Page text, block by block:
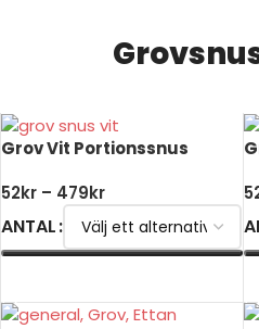
Grov Vit Portionssnus
52kr – 479kr
ANTAL